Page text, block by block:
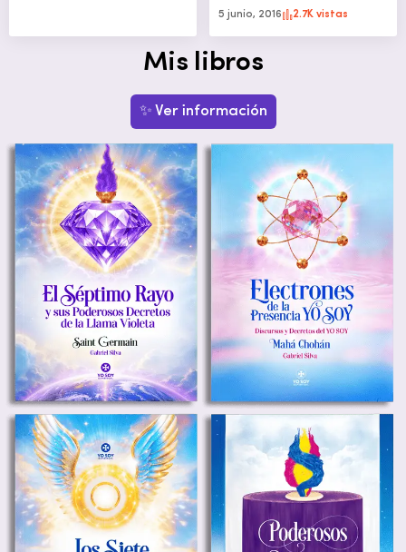
5 junio, 2016 2.7K vistas
Mis libros
✨ Ver información